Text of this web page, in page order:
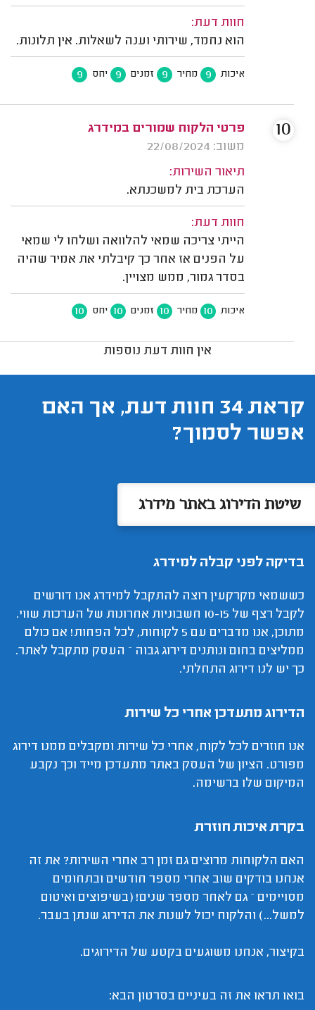
חוות דעת:
הוא נחמד, שירותי וענה לשאלות. אין תלונות.
איכות 9 מחיר 9 זמנים 9 יחס 9
פרטי הלקוח שמורים במידרג
משוב: 22/08/2024
תיאור השירות:
הערכת בית למשכנתא.
חוות דעת:
הייתי צריכה שמאי להלוואה ושלחו לי שמאי
על הפנים אז אחר כך קיבלתי את אמיר שהיה
בסדר גמור, ממש מצויין.
איכות 10 מחיר 10 זמנים 10 יחס 10
10
אין חוות דעת נוספות
קראת 34 חוות דעת, אך האם
אפשר לסמוך?
שיטת הדירוג באתר מידרג
בדיקה לפני קבלה למידרג
כששמאי מקרקעין רוצה להתקבל למידרג אנו דורשים
לקבל רצף של 10-15 חשבוניות אחרונות של הערכות שווי.
מתוכן, אנו מדברים עם 5 לקוחות, לכל הפחות! אם כולם
ממליצים בחום ונותנים דירוג גבוה – העסק מתקבל לאתר.
כך יש לנו דירוג התחלתי.
הדירוג מתעדכן אחרי כל שירות
אנו חוזרים לכל לקוח, אחרי כל שירות ומקבלים ממנו דירוג
מפורט. הציון של העסק באתר מתעדכן מייד וכך נקבע
המיקום שלו ברשימה.
בקרת איכות חוזרת
האם הלקוחות מרוצים גם זמן רב אחרי השירות? את זה
אנחנו בודקים שוב אחרי מספר חודשים ובתחומים
מסויימים – גם לאחר מספר שנים! (בשיפוצים ואיטום
למשל...) והלקוח יכול לשנות את הדירוג שנתן בעבר.
בקיצור, אנחנו משוגעים בקטע של הדירוגים.
בואו תראו את זה בעיניים בסרטון הבא: